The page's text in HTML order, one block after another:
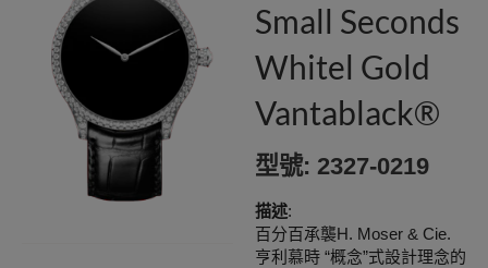
Small Seconds
Whitel Gold
Vantablack®
型號: 2327-0219
描述:
百分百承襲H. Moser & Cie.
亨利慕時 “概念”式設計理念的